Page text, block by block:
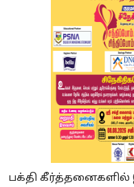
பக்தி கீர்த்தனைகளில்